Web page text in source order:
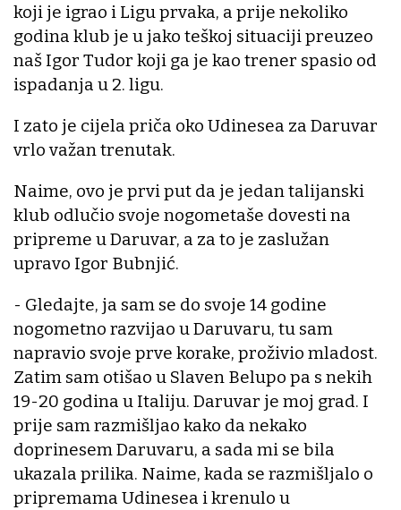
koji je igrao i Ligu prvaka, a prije nekoliko
godina klub je u jako teškoj situaciji preuzeo
naš Igor Tudor koji ga je kao trener spasio od
ispadanja u 2. ligu.
I zato je cijela priča oko Udinesea za Daruvar
vrlo važan trenutak.
Naime, ovo je prvi put da je jedan talijanski
klub odlučio svoje nogometaše dovesti na
pripreme u Daruvar, a za to je zaslužan
upravo Igor Bubnjić.
- Gledajte, ja sam se do svoje 14 godine
nogometno razvijao u Daruvaru, tu sam
napravio svoje prve korake, proživio mladost.
Zatim sam otišao u Slaven Belupo pa s nekih
19-20 godina u Italiju. Daruvar je moj grad. I
prije sam razmišljao kako da nekako
doprinesem Daruvaru, a sada mi se bila
ukazala prilika. Naime, kada se razmišljalo o
pripremama Udinesea i krenulo u